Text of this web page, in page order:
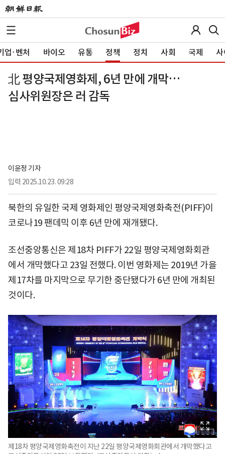
업·벤처 바이오 유통 정책 정치 사회 국제 사
北 평양국제영화제, 6년 만에 개막…
심사위원장은 러 감독
이윤정 기자
입력 2025.10.23. 09:28
북한의 유일한 국제 영화제인 평양국제영화축전(PIFF)이
코로나19 팬데믹 이후 6년 만에 재개됐다.
조선중앙통신은 제18차 PIFF가 22일 평양국제영화회관
에서 개막했다고 23일 전했다. 이번 영화제는 2019년 가을
제17차를 마지막으로 무기한 중단됐다가 6년 만에 개최된
것이다.
제18차 평양국제영화축전이 지난 22일 평양국제영화회관에서 개막했다고